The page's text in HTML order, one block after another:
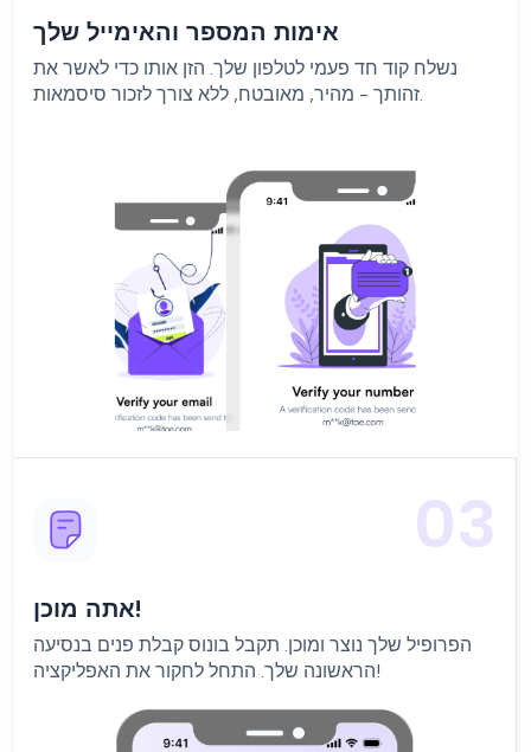
אימות המספר והאימייל שלך
נשלח קוד חד פעמי לטלפון שלך. הזן אותו כדי לאשר את
זהותך - מהיר, מאובטח, ללא צורך לזכור סיסמאות.
03
אתה מוכן!
הפרופיל שלך נוצר ומוכן. תקבל בונוס קבלת פנים בנסיעה
הראשונה שלך. התחל לחקור את האפליקציה!